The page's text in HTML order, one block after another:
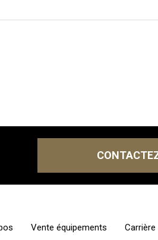
Vente équipements Carrière